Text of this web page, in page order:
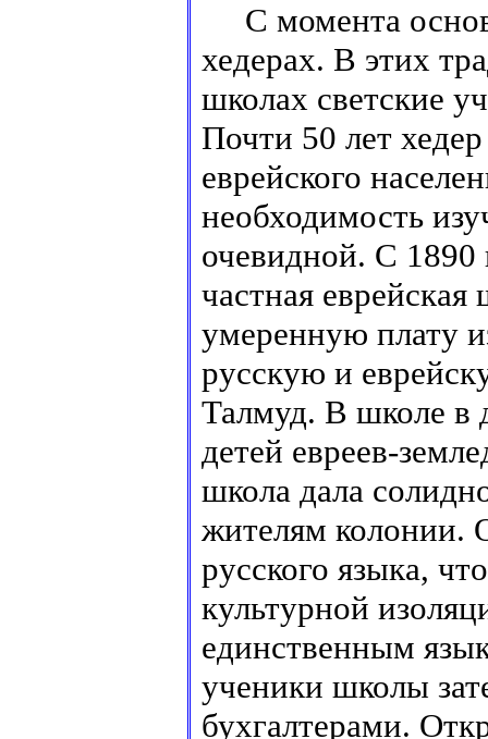
С момента
хедерах. В этих
школах светские
Почти 50 лет
еврейского
необходимость
очевидной. С 1890
частная
умеренную плату
русскую и
Талмуд. В школе в
детей евреев-
школа дала
жителям колонии.
русского языка,
культурной
единственным
ученики школы
бухгалтерами.